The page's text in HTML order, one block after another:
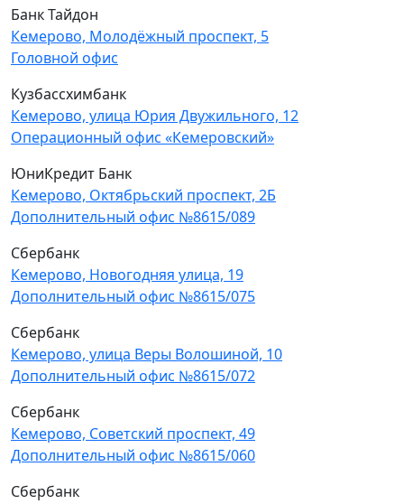
Банк Тайдон
Кемерово, Молодёжный проспект, 5
Головной офис
Кузбассхимбанк
Кемерово, улица Юрия Двужильного, 12
Операционный офис «Кемеровский»
ЮниКредит Банк
Кемерово, Октябрьский проспект, 2Б
Дополнительный офис №8615/089
Сбербанк
Кемерово, Новогодняя улица, 19
Дополнительный офис №8615/075
Сбербанк
Кемерово, улица Веры Волошиной, 10
Дополнительный офис №8615/072
Сбербанк
Кемерово, Советский проспект, 49
Дополнительный офис №8615/060
Сбербанк